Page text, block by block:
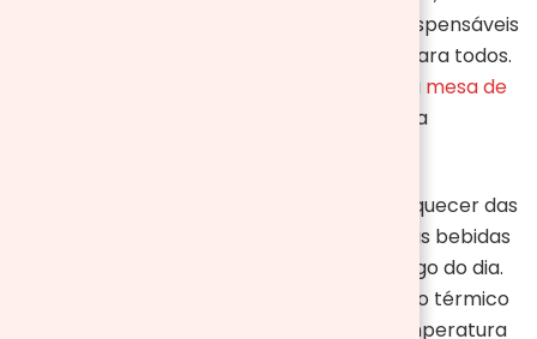
tradicionais mantas de piquenique são indispensáveis
para proporcionar um lugar confortável para todos.
No entanto, se preferir algo diferente, uma mesa de
é uma
Ademais, além das mesas, não se pode esquecer das
. Elas são essenciais para manter as bebidas
frescas e os alimentos refrigerados ao longo do dia.
Opte por uma geleira com bom isolamento térmico
para garantir que tudo permaneça na temperatura